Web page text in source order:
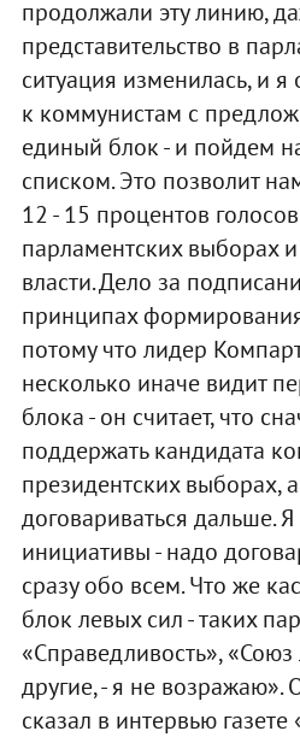
продолжали эту линию,
представительство в
ситуация изменилась, и я
к коммунистам с
единый блок - и пойдем
списком. Это позволит
12 - 15 процентов
парламентских выборах
власти. Дело за
принципах
потому что лидер
несколько иначе видит
блока - он считает, что
поддержать кандидата
президентских выборах,
договариваться дальше.
инициативы - надо
сразу обо всем. Что же
блок левых сил - таких
«Справедливость»,
другие, - я не
сказал в интервью